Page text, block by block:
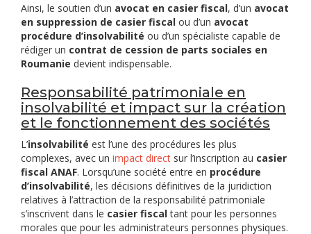
Ainsi, le soutien d’un avocat en casier fiscal, d’un avocat
en suppression de casier fiscal ou d’un avocat
procédure d’insolvabilité ou d’un spécialiste capable de
rédiger un contrat de cession de parts sociales en
Roumanie devient indispensable.
Responsabilité patrimoniale en
insolvabilité et impact sur la création
et le fonctionnement des sociétés
L’insolvabilité est l’une des procédures les plus
complexes, avec un impact direct sur l’inscription au casier
fiscal ANAF. Lorsqu’une société entre en procédure
d’insolvabilité, les décisions définitives de la juridiction
relatives à l’attraction de la responsabilité patrimoniale
s’inscrivent dans le casier fiscaltant pour les personnes
morales que pour les administrateurs personnes physiques.